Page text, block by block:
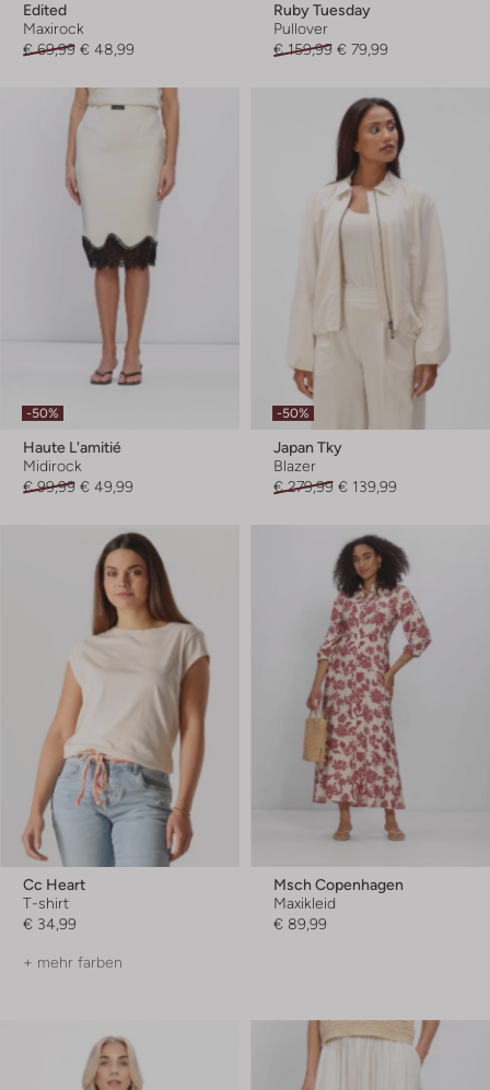
Edited
Maxirock
€ 69,99 € 48,99
Ruby Tuesday
Pullover
€ 159,99 € 79,99
-50%
Haute L'amitié
Midirock
€ 99,99 € 49,99
-50%
Japan Tky
Blazer
€ 279,99 € 139,99
Cc Heart
T-shirt
€ 34,99
+ mehr farben
Msch Copenhagen
Maxikleid
€ 89,99